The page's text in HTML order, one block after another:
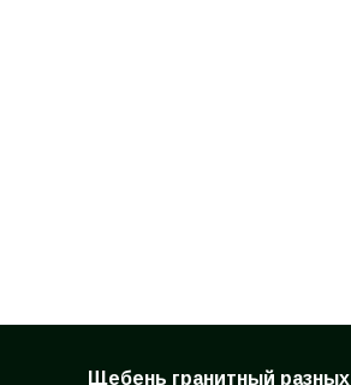
Щебень гранитный разных